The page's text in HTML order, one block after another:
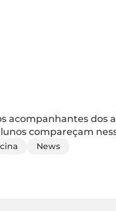
acompanhantes dos
compareçam
News